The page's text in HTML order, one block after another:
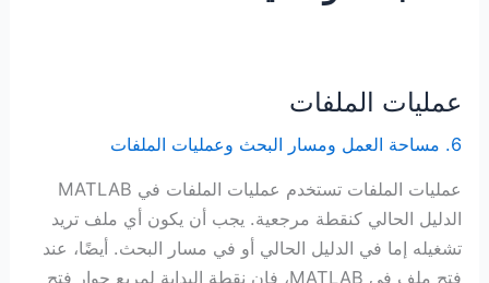
عمليات الملفات
6. مساحة العمل ومسار البحث وعمليات الملفات
عمليات الملفات تستخدم عمليات الملفات في MATLAB
الدليل الحالي كنقطة مرجعية. يجب أن يكون أي ملف تريد
تشغيله إما في الدليل الحالي أو في مسار البحث. أيضًا، عند
فتح ملف في MATLAB، فإن نقطة البداية لمربع حوار فتح